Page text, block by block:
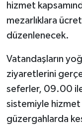
hizmet
mezarlıklara
düzenlenecek.
Vatandaşların
ziyaretlerini
seferler, 09.00
sistemiyle
güzergahlarda